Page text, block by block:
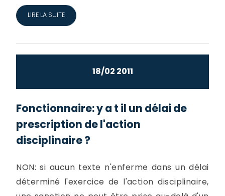
LIRE LA SUITE
18/02 2011
Fonctionnaire: y a t il un délai de
prescription de l'action
disciplinaire ?
NON: si aucun texte n'enferme dans un délai
déterminé l'exercice de l'action disciplinaire,